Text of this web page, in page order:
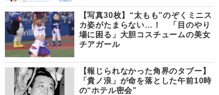
【写真30枚】“太もも”のぞくミニス
カ姿がたまらない…！ 「目のやり
場に困る」大胆コスチュームの美女
チアガール
【報じられなかった角界のタブー】
「貴ノ浪」が命を落とした午前10時
の“ホテル密会”